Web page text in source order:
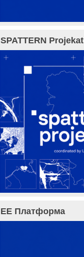
SPATTERN Projekat
ЕЕ Платформа